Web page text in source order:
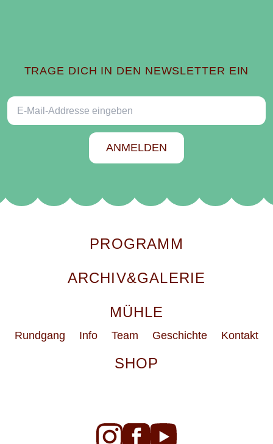
TRAGE DICH IN DEN NEWSLETTER EIN
E-Mail-Addresse
ANMELDEN
PROGRAMM
ARCHIV&GALERIE
MÜHLE
Rundgang Info Team Geschichte Kontakt
SHOP